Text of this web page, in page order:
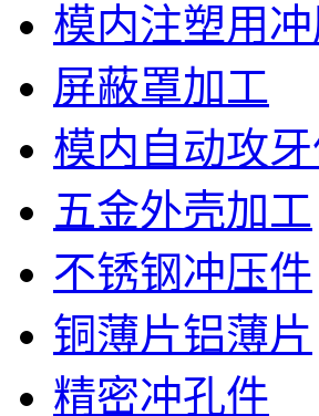
模内注塑用
屏蔽罩加工
模内自动攻
五金外壳加工
不锈钢冲压件
铜薄片铝薄片
精密冲孔件